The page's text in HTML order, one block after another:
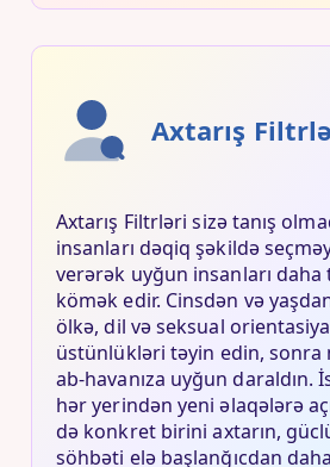
Axtarış
Axtarış Filtrləri sizə tanış
insanları dəqiq şəkildə
verərək uyğun insanları daha
kömək edir. Cinsdən və
ölkə, dil və seksual
üstünlükləri təyin edin, sonra
ab-havanıza uyğun daraldın.
hər yerindən yeni əlaqələrə
də konkret birini axtarın,
söhbəti elə başlanğıcdan